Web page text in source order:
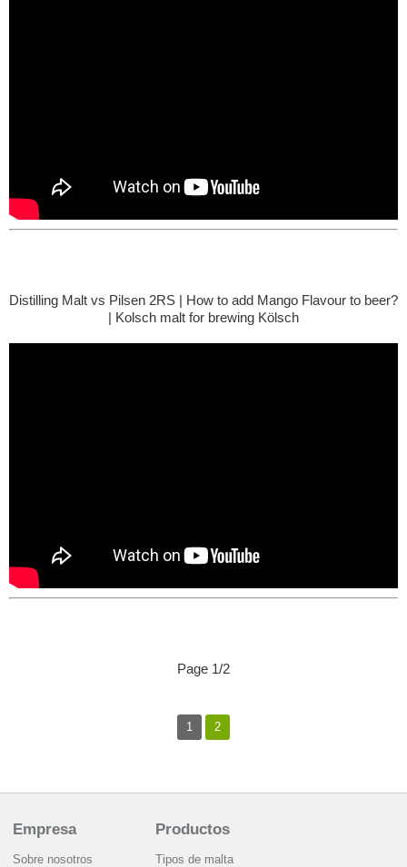
Distilling Malt vs Pilsen 2RS | How to add Mango Flavour to beer?
| Kolsch malt for brewing Kölsch
Page 1/2
1 2
Empresa
Sobre nosotros
Productos
Tipos de malta